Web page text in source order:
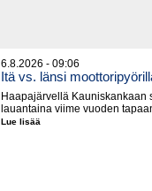
6.8.2026 - 09:06
Itä vs. länsi
Haapajärvellä Kauniskankaan
lauantaina viime vuoden
Lue lisää